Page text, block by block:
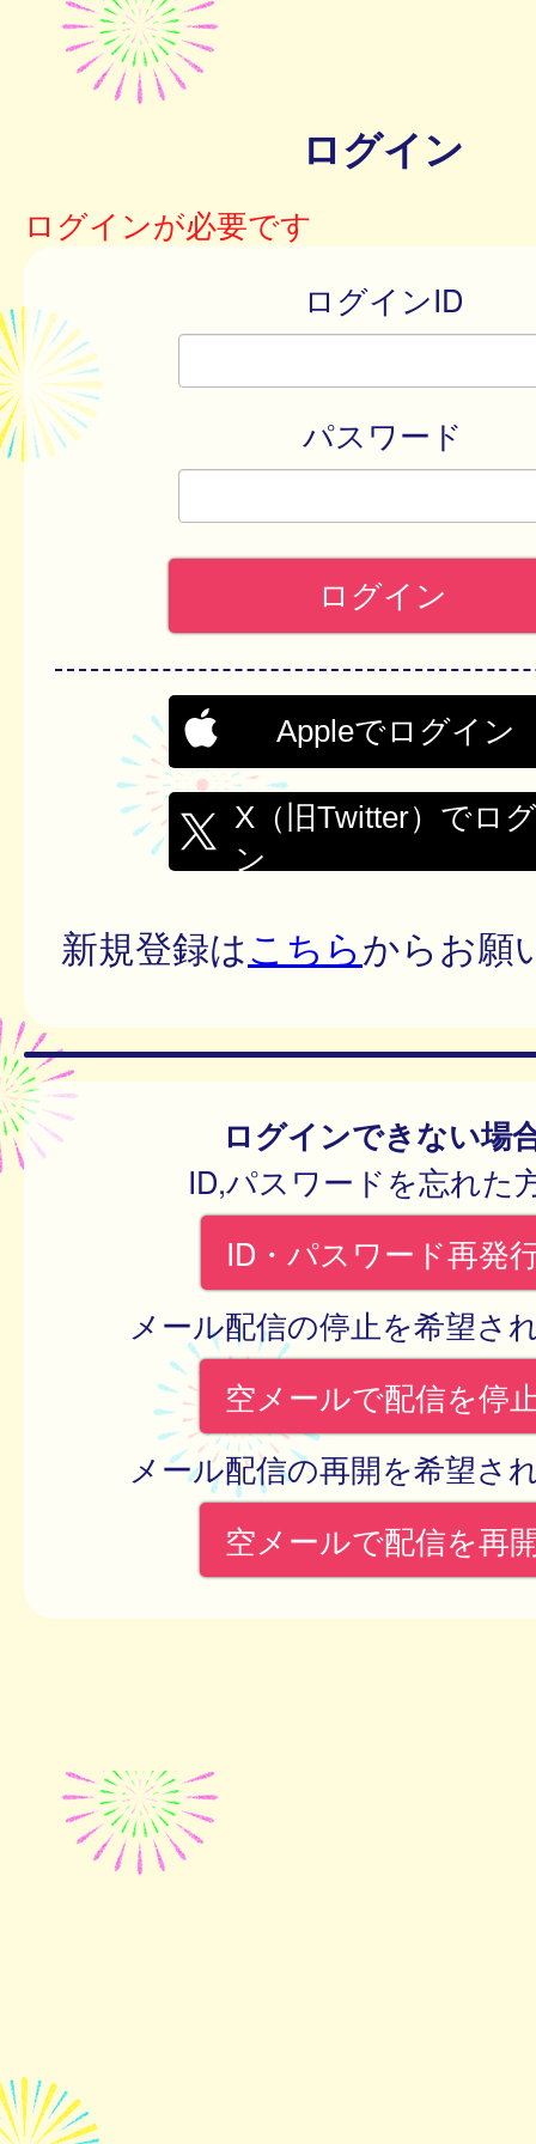
ログイン
ログインが必要です
ログインID
パスワード
Appleでログイン
X（旧Twitter）でロ
ン
新規登録はこちらからお願
ログインできない場
ID,パスワードを忘れた
ID・パスワード再発
メール配信の停止を希望さ
空メールで配信を停
メール配信の再開を希望さ
空メールで配信を再